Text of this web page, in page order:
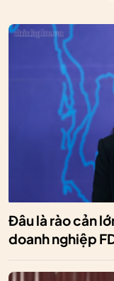
Đâu là rào cản
doanh nghiệp